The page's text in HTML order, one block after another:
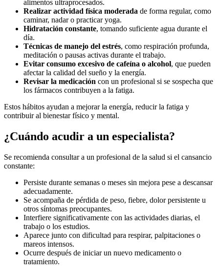
alimentos ultraprocesados.
Realizar actividad física moderada de forma regular, como
caminar, nadar o practicar yoga.
Hidratación constante, tomando suficiente agua durante el
día.
Técnicas de manejo del estrés, como respiración profunda,
meditación o pausas activas durante el trabajo.
Evitar consumo excesivo de cafeína o alcohol, que pueden
afectar la calidad del sueño y la energía.
Revisar la medicación con un profesional si se sospecha que
los fármacos contribuyen a la fatiga.
Estos hábitos ayudan a mejorar la energía, reducir la fatiga y
contribuir al bienestar físico y mental.
¿Cuándo acudir a un especialista?
Se recomienda consultar a un profesional de la salud si el cansancio
constante:
Persiste durante semanas o meses sin mejora pese a descansar
adecuadamente.
Se acompaña de pérdida de peso, fiebre, dolor persistente u
otros síntomas preocupantes.
Interfiere significativamente con las actividades diarias, el
trabajo o los estudios.
Aparece junto con dificultad para respirar, palpitaciones o
mareos intensos.
Ocurre después de iniciar un nuevo medicamento o
tratamiento.